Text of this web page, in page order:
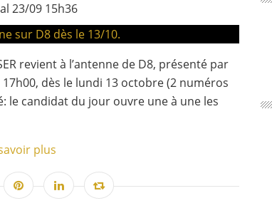
23/09 15h36
revient à l’antenne de D8, présenté par
dès le lundi 13 octobre (2 numéros
le candidat du jour ouvre une à une les
plus